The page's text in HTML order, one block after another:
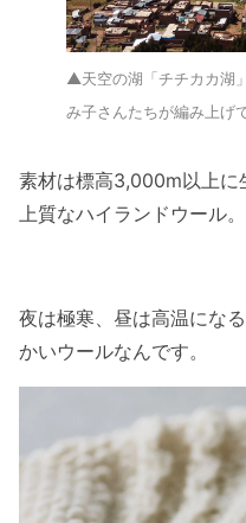
▲天空の湖「チチカカ湖
み子さんたちが編み上げ
素材は標高3,000m以上に
上質なハイランドウール。
夜は極寒、昼は高温にな
かいウールなんです。